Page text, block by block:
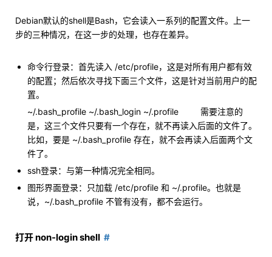
Debian默认的shell是Bash，它会读入一系列的配置文件。上一
步的三种情况，在这一步的处理，也存在差异。
命令行登录：首先读入 /etc/profile，这是对所有用户都有效
的配置；然后依次寻找下面三个文件，这是针对当前用户的配
置。
~/.bash_profile ~/.bash_login ~/.profile 需要注意的
是，这三个文件只要有一个存在，就不再读入后面的文件了。
比如，要是 ~/.bash_profile 存在，就不会再读入后面两个文
件了。
ssh登录：与第一种情况完全相同。
图形界面登录：只加载 /etc/profile 和 ~/.profile。也就是
说，~/.bash_profile 不管有没有，都不会运行。
打开 non-login shell